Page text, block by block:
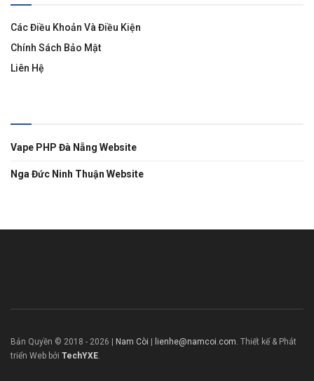
Các Điều Khoản Và Điều Kiện
Chính Sách Bảo Mật
Liên Hệ
Vape PHP Đà Nẵng Website
Nga Đức Ninh Thuận Website
Bản Quyền © 2018 - 2026 | Nam Còi | lienhe@namcoi.com . Thiết kế & Phát
triển Web bởi TechYXE